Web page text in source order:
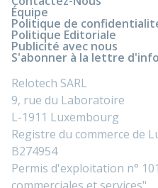
Équipe
Politique de
Politique Editoriale
Publicité avec nous
S'abonner à la lettre
Relotech SARL
9, rue du Laboratoire
L-1911 Luxembourg
Registre du commerce de
B274954
Permis d'exploitation n°